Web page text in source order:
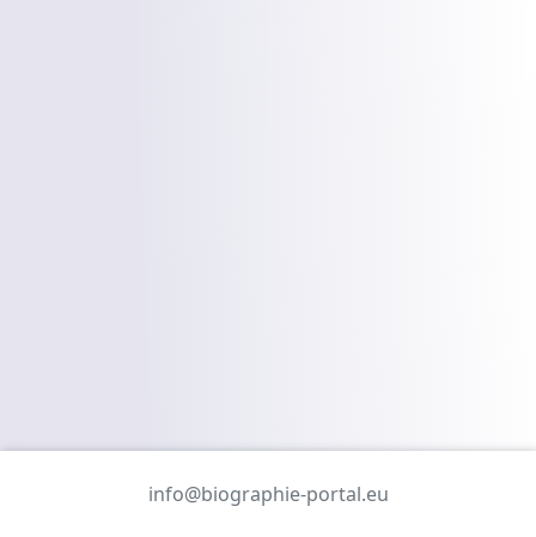
info@biographie-portal.eu